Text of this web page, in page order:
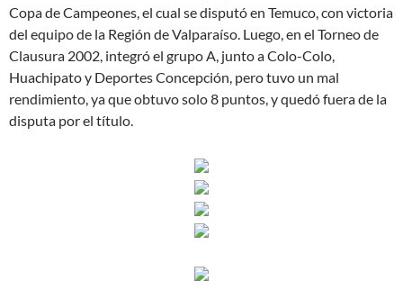
Copa de Campeones, el cual se disputó en Temuco, con victoria
del equipo de la Región de Valparaíso. Luego, en el Torneo de
Clausura 2002, integró el grupo A, junto a Colo-Colo,
Huachipato y Deportes Concepción, pero tuvo un mal
rendimiento, ya que obtuvo solo 8 puntos, y quedó fuera de la
disputa por el título.